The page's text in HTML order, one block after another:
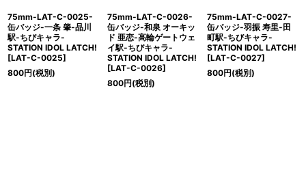
75mm-LAT-C-0025-
缶バッジ-一条 肇-品川
駅-ちびキャラ-
STATION IDOL LATCH!
[LAT-C-0025]
800円(税別)
75mm-LAT-C-0026-
缶バッジ-和泉 オーキッ
ド 亜恋-高輪ゲートウェ
イ駅-ちびキャラ-
STATION IDOL LATCH!
[LAT-C-0026]
800円(税別)
75mm-LAT-C-0027-
缶バッジ-羽振 寿里-田
町駅-ちびキャラ-
STATION IDOL LATCH!
[LAT-C-0027]
800円(税別)